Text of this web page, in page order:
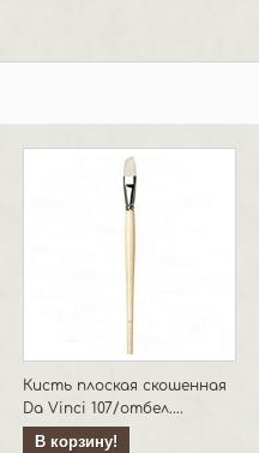
Кисть плоская скошенная
Da Vinci 107/отбел....
В корзину!